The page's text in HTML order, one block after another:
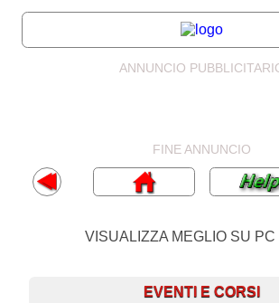
ANNUNCIO
FINE ANNUNCIO
VISUALIZZA MEGLIO SU PC
EVENTI E CORSI